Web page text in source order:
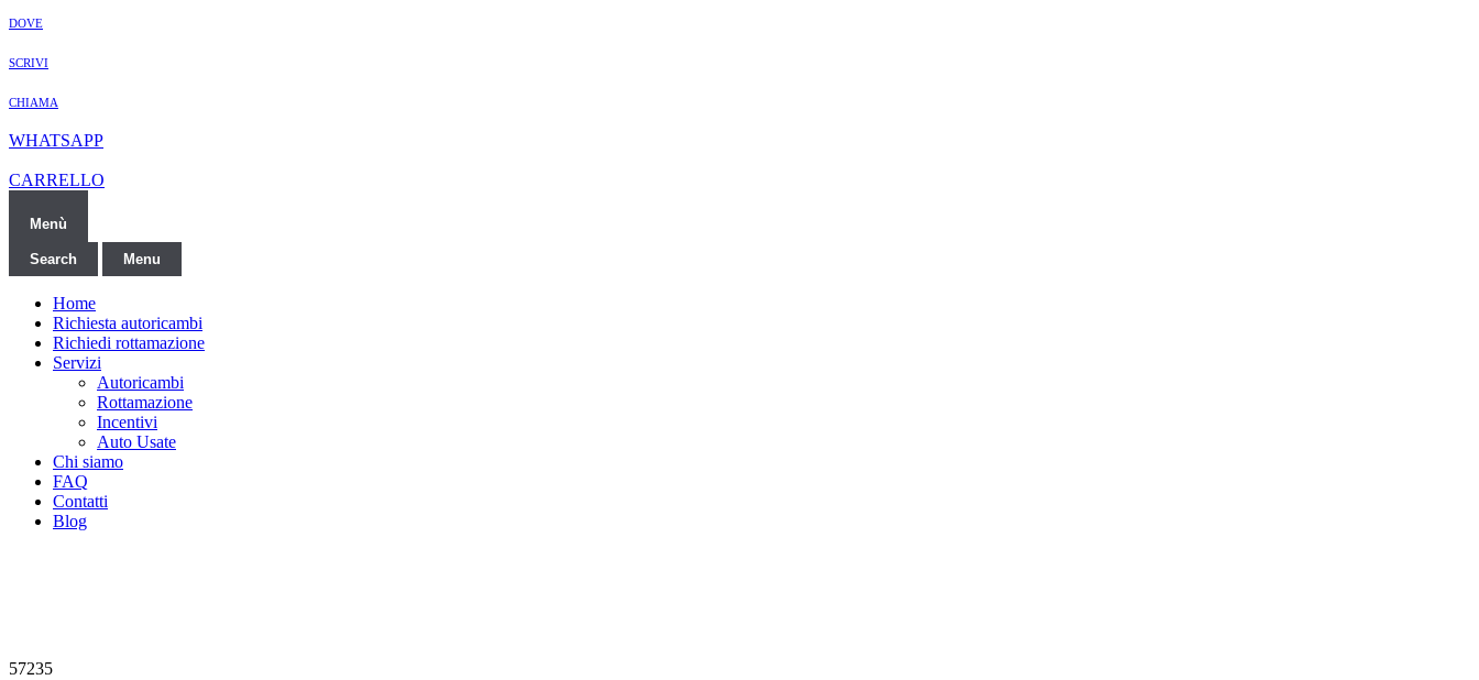
DOVE
SCRIVI
CHIAMA
WHATSAPP
CARRELLO
Menù
Search Menu
Home
Richiesta autoricambi
Richiedi rottamazione
Servizi
Autoricambi
Rottamazione
Incentivi
Auto Usate
Chi siamo
FAQ
Contatti
Blog
57235